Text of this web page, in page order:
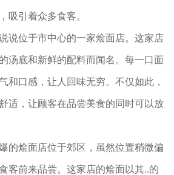
吸引着众多食客。
说位于市中心的一家烩面店。这家店
汤底和新鲜的配料而闻名。每一口面
和口感，让人回味无穷。不仅如此，
适，让顾客在品尝美食的同时可以放
的烩面店位于郊区，虽然位置稍微偏
客前来品尝。这家店的烩面以其..的